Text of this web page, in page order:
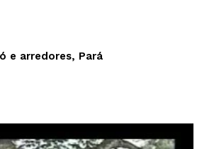
e arredores, Pará